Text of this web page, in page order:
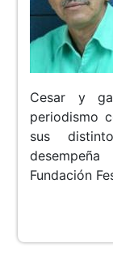
Cesar y
periodismo
sus
Fundación